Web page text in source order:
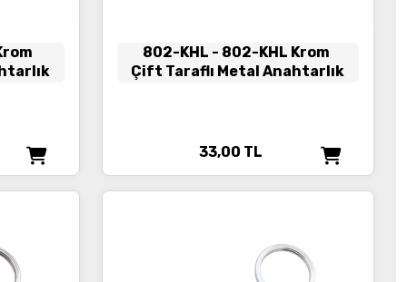
802-KHL - 802-KHL Krom
Çift Taraflı Metal Anahtarlık
33,00 TL